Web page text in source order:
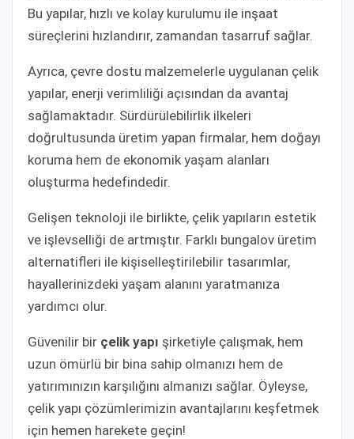
Bu yapılar, hızlı ve kolay kurulumu ile inşaat
süreçlerini hızlandırır, zamandan tasarruf sağlar.
Ayrıca, çevre dostu malzemelerle uygulanan çelik
yapılar, enerji verimliliği açısından da avantaj
sağlamaktadır. Sürdürülebilirlik ilkeleri
doğrultusunda üretim yapan firmalar, hem doğayı
koruma hem de ekonomik yaşam alanları
oluşturma hedefindedir.
Gelişen teknoloji ile birlikte, çelik yapıların estetik
ve işlevselliği de artmıştır. Farklı bungalov üretim
alternatifleri ile kişiselleştirilebilir tasarımlar,
hayallerinizdeki yaşam alanını yaratmanıza
yardımcı olur.
Güvenilir bir çelik yapı şirketiyle çalışmak, hem
uzun ömürlü bir bina sahip olmanızı hem de
yatırımınızın karşılığını almanızı sağlar. Öyleyse,
çelik yapı çözümlerimizin avantajlarını keşfetmek
için hemen harekete geçin!